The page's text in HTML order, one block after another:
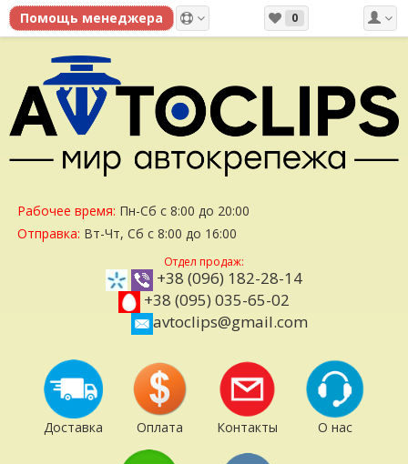
0
Рабочее время: Пн-Сб с 8:00 до 20:00
Отправка: Вт-Чт, Сб с 8:00 до 16:00
Отдел продаж:
+38 (096) 182-28-14
+38 (095) 035-65-02
avtoclips@gmail.com
Доставка Оплата Контакты О нас